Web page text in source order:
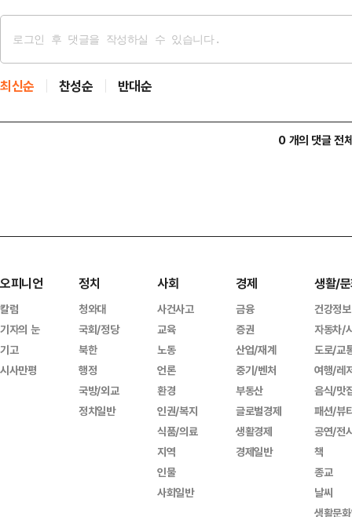
최신순 찬성순 반대순
0 개의 댓글 전
오피니언
칼럼
기자의 눈
기고
시사만평
정치
청와대
국회/정당
북한
행정
국방/외교
정치일반
사회
사건사고
교육
노동
언론
환경
인권/복지
식품/의료
지역
인물
사회일반
경제
금융
증권
산업/재계
중기/벤처
부동산
글로벌경제
생활경제
경제일반
생활/
건강정보
자동차/
도로/교
여행/레
음식/맛
패션/뷰
공연/전
책
종교
날씨
생활문